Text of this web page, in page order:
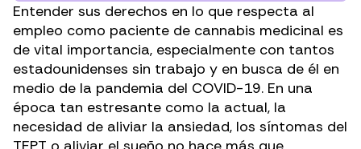
Entender sus derechos en lo que respecta al
empleo como paciente de cannabis medicinal es
de vital importancia, especialmente con tantos
estadounidenses sin trabajo y en busca de él en
medio de la pandemia del COVID-19. En una
época tan estresante como la actual, la
necesidad de aliviar la ansiedad, los síntomas del